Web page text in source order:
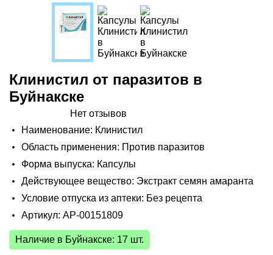
Клинистил от паразитов в
Буйнакске
Нет отзывов
Наименование: Клинистил
Область применения: Против паразитов
Форма выпуска: Капсулы
Действующее вещество: Экстракт семян амаранта
Условие отпуска из аптеки: Без рецепта
Артикул: AP-00151809
Наличие в Буйнакске: 17 шт.